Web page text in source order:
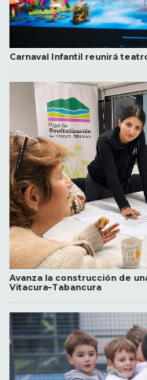
Carnaval Infantil reunirá
Avanza la construcción de
Vitacura–Tabancura